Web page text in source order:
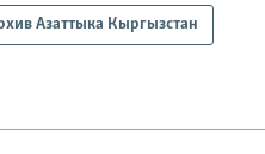
Азаттыка Кыргызстан